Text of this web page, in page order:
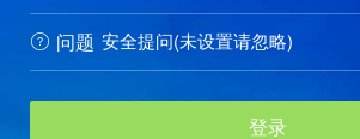
 问题 安全提问(未设置请忽略)
登录